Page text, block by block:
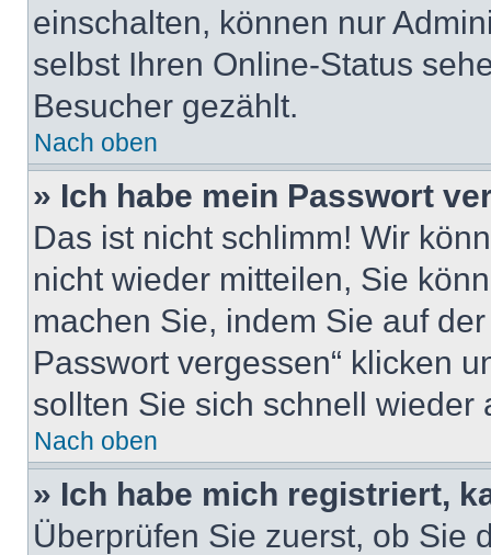
einschalten, können nur
selbst Ihren Online-Status
Besucher gezählt.
Nach oben
» Ich habe mein Passwort
Das ist nicht schlimm! Wir
nicht wieder mitteilen, Sie
machen Sie, indem Sie auf
Passwort vergessen“ klicken
sollten Sie sich schnell wieder
Nach oben
» Ich habe mich registriert,
Überprüfen Sie zuerst, ob Sie